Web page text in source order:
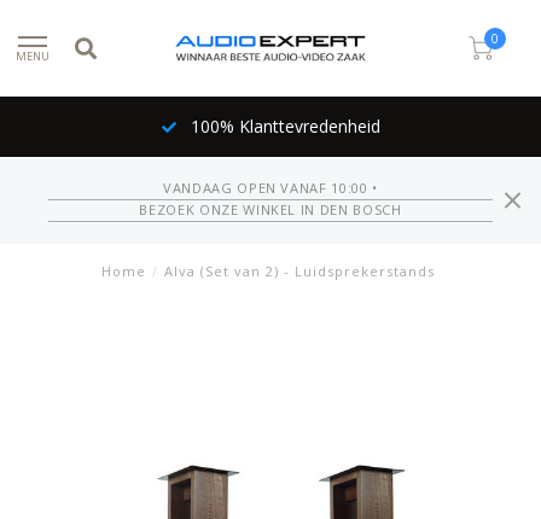
MENU
0
100% Klanttevredenheid
VANDAAG OPEN VANAF 10:00 •
BEZOEK ONZE WINKEL IN DEN BOSCH
Home / Alva (Set van 2) - Luidsprekerstands